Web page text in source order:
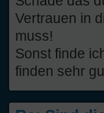
Vertrauen in
muss!
Sonst finde
finden sehr